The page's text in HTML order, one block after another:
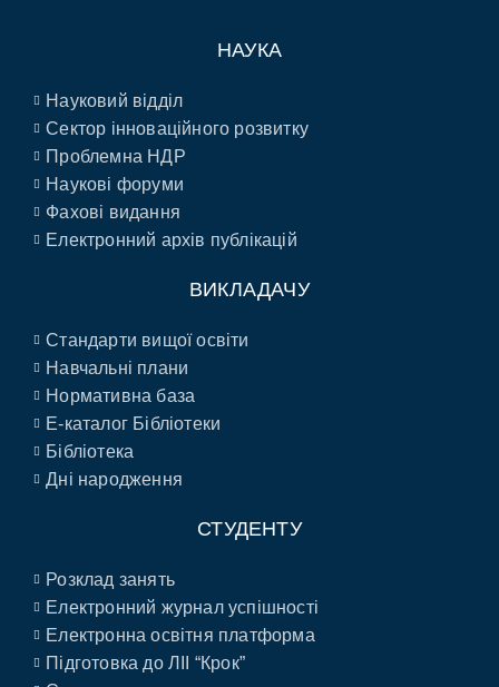
НАУКА
Науковий відділ
Сектор інноваційного розвитку
Проблемна НДР
Наукові форуми
Фахові видання
Електронний архів публікацій
ВИКЛАДАЧУ
Стандарти вищої освіти
Навчальні плани
Нормативна база
E-каталог Бібліотеки
Бібліотека
Дні народження
СТУДЕНТУ
Розклад занять
Електронний журнал успішності
Електронна освітня платформа
Підготовка до ЛІІ “Крок”